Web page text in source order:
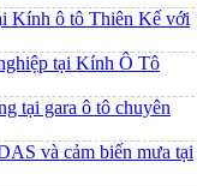
Kính ô tô Thiên Kế với
tại Kính Ô Tô
tại gara ô tô chuyên
và cảm biến mưa tại